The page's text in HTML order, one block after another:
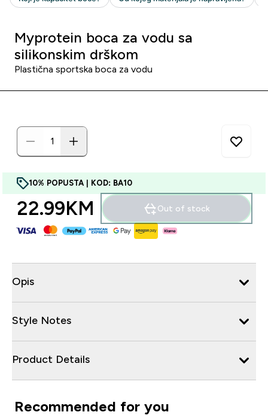
Myprotein boca za vodu sa
silikonskim drškom
Plastična sportska boca za vodu
10% POPUSTA | KOD: BA10
22.99KM‎ Out of stock
Opis
Style Notes
Product Details
Recommended for you